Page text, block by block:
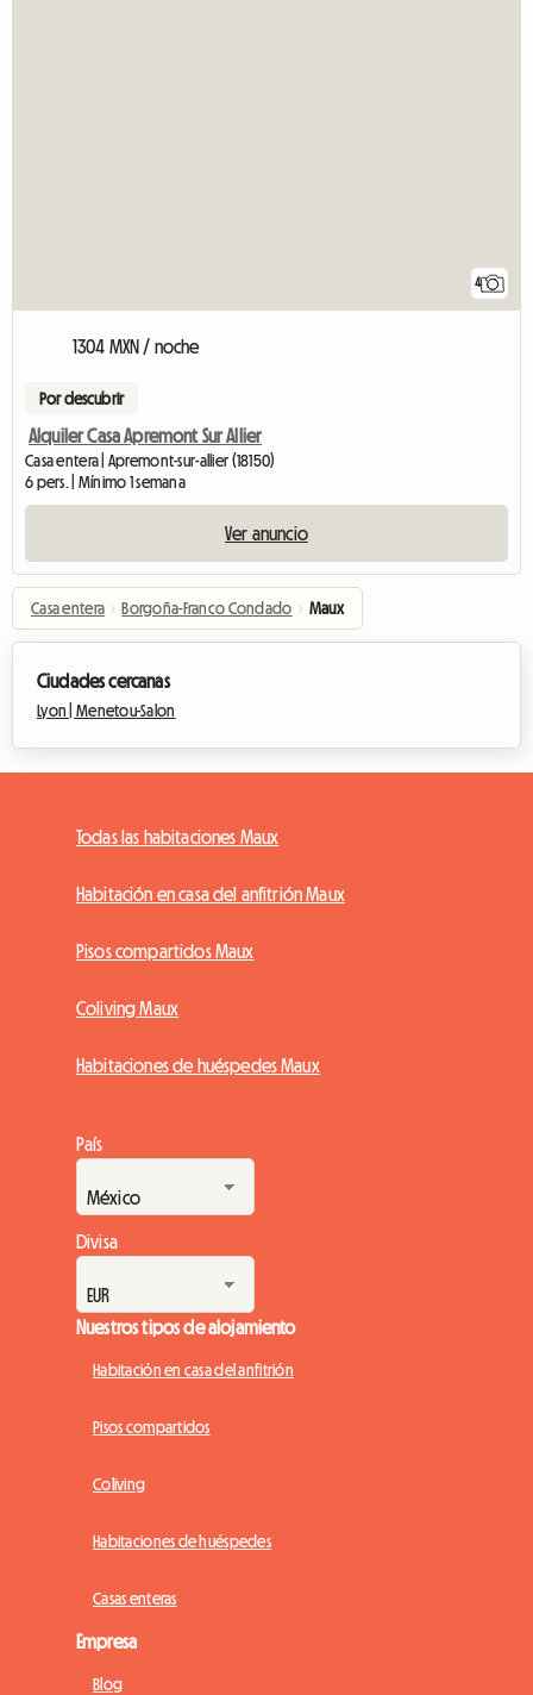
4
1304 MXN / noche
Por descubrir
Alquiler Casa Apremont Sur Allier
Casa entera | Apremont-sur-allier (18150)
6 pers. | Mínimo 1 semana
Ver anuncio
Casa entera › Borgoña-Franco Condado › Maux
Ciudades cercanas
Lyon | Menetou-Salon
Todas las habitaciones Maux
Habitación en casa del anfitrión Maux
Pisos compartidos Maux
Coliving Maux
Habitaciones de huéspedes Maux
País
Divisa
Nuestros tipos de alojamiento
Habitación en casa del anfitrión
Pisos compartidos
Coliving
Habitaciones de huéspedes
Casas enteras
Empresa
Blog